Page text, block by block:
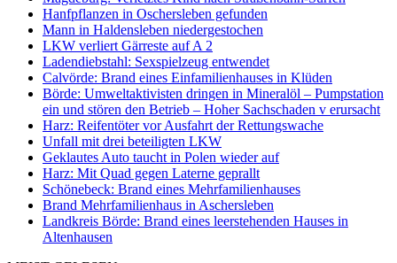
Hanfpflanzen in Oschersleben gefunden
Mann in Haldensleben niedergestochen
LKW verliert Gärreste auf A 2
Ladendiebstahl: Sexspielzeug entwendet
Calvörde: Brand eines Einfamilienhauses in Klüden
Börde: Umweltaktivisten dringen in Mineralöl – Pumpstation
ein und stören den Betrieb – Hoher Sachschaden v erursacht
Harz: Reifentöter vor Ausfahrt der Rettungswache
Unfall mit drei beteiligten LKW
Geklautes Auto taucht in Polen wieder auf
Harz: Mit Quad gegen Laterne geprallt
Schönebeck: Brand eines Mehrfamilienhauses
Brand Mehrfamilienhaus in Aschersleben
Landkreis Börde: Brand eines leerstehenden Hauses in
Altenhausen